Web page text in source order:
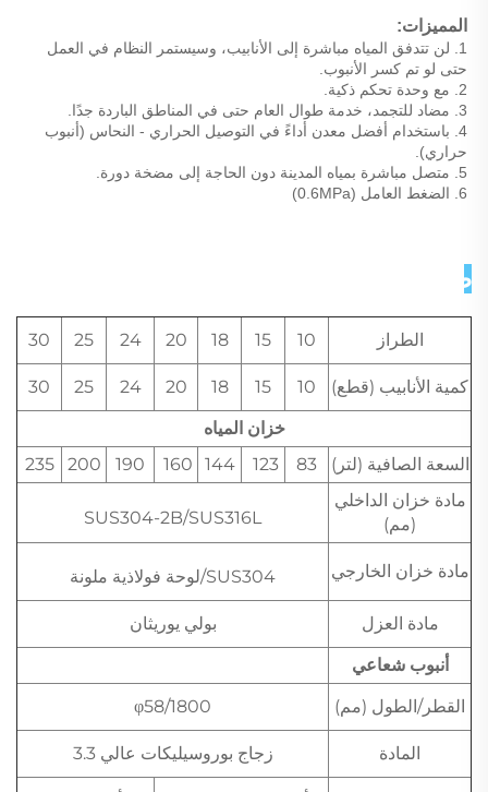
المميزات:
حتى لو تم كسر الأنبوب.
2. مع وحدة تحكم ذكية.
3. مضاد للتجمد، خدمة طوال العام حتى في المناطق الباردة جدًا.
حراري).
5. متصل مباشرة بمياه المدينة دون الحاجة إلى مضخة دورة.
6. الضغط العامل (0.6MPa)
صور تفصيلية
الطراز 10
15
18
20
24
25
30
كمية الأنابيب (قطع) 10
15
18
20
24
25
30
خزان المياه
السعة الصافية (لتر)
83
123
144
160
190
200
235
مادة خزان الداخلي
(مم)
SUS304-2B/SUS316L
مادة خزان الخارجي SUS304/لوحة فولاذية ملونة
مادة العزل
بولي يوريثان
أنبوب شعاعي
القطر/الطول (مم)
φ58/1800
المادة زجاج بوروسيليكات عالي 3.3